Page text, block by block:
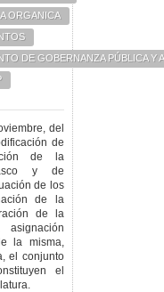
ORGANICA
DE GOBERNANZA PÚBLICA Y
del
de
de la
y de
de los
de la
de la
la misma,
el conjunto
el